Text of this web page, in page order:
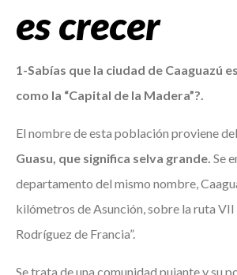
es crecer
1-Sabías que la ciudad de Caaguazú
como la “Capital de la Madera”?.
El nombre de esta población proviene
Guasu, que significa selva grande. Se
departamento del mismo nombre,
kilómetros de Asunción, sobre la ruta VII
Rodríguez de Francia”.
Se trata de una comunidad pujante y su